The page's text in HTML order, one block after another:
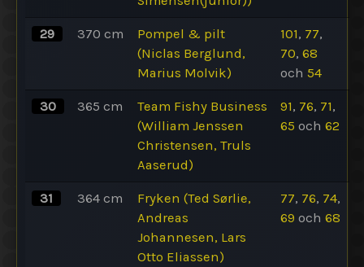
29 370 cm
Pompel & pilt
(Niclas Berglund,
Marius Molvik)
101, 77,
70, 68
och 54
30 365 cm
Team Fishy Business
(William Jenssen
Christensen, Truls
Aaserud)
91, 76, 71,
65 och 62
31 364 cm
Fryken (Ted Sørlie,
Andreas
Johannesen, Lars
Otto Eliassen)
77, 76, 74,
69 och 68